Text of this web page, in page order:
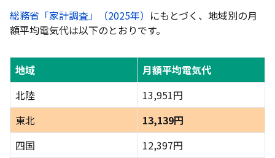
オクトパスエナジー｜実質再エネ100％で地球と家
計に配慮した電気
なポイ活電力
idemitsuでんき｜電気もガソリンもまとめて節約
ENEOSでんき｜車と電気をWで節約できるプラン
総務省「家計調査」（2025年） にもとづく、地域別の月
額平均電気代は以下のとおりです。
地域
月額平均電気代
北陸
13,951円
東北
13,139円
四国
12,397円